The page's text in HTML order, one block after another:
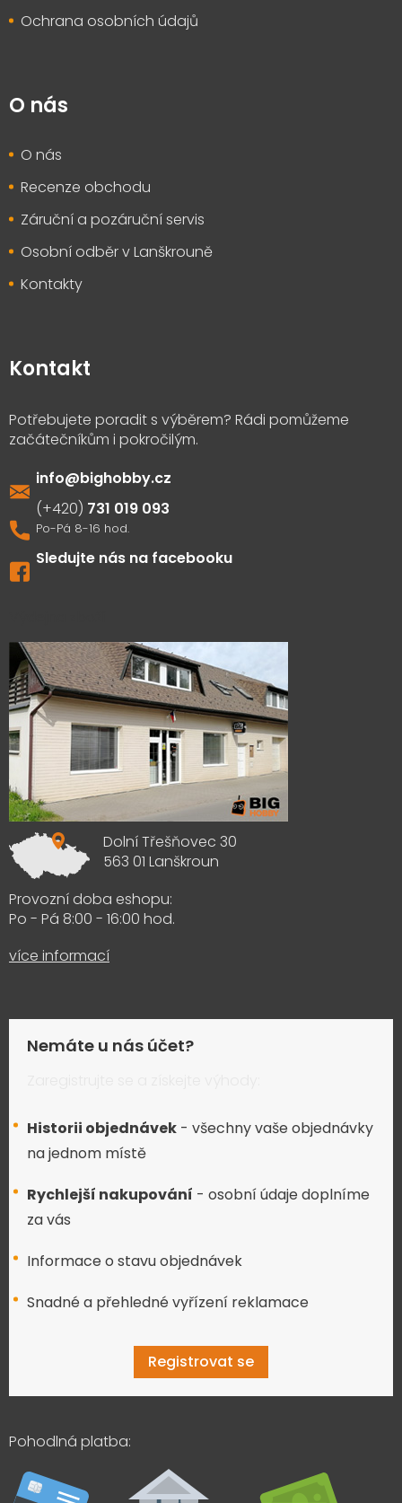
Ochrana osobních údajů
O nás
O nás
Recenze obchodu
Záruční a pozáruční servis
Osobní odběr v Lanškrouně
Kontakty
Kontakt
info@bighobby.cz
731 019 093
Sledujte nás na facebooku
Dolní Třešňovec 30
563 01 Lanškroun
Provozní doba eshopu:
Po - Pá 8:00 - 16:00 hod.
více informací
Nemáte u nás účet?
Historii objednávek - všechny vaše objednávky
na jednom místě
Rychlejší nakupování - osobní údaje doplníme
za vás
Informace o stavu objednávek
Snadné a přehledné vyřízení reklamace
Registrovat se
Pohodlná platba: